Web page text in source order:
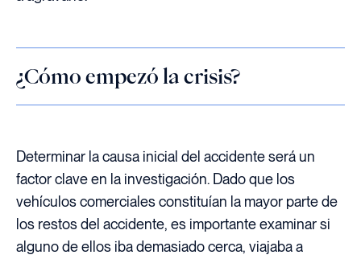
¿Cómo empezó la crisis?
Determinar la causa inicial del accidente será un
factor clave en la investigación. Dado que los
vehículos comerciales constituían la mayor parte de
los restos del accidente, es importante examinar si
alguno de ellos iba demasiado cerca, viajaba a